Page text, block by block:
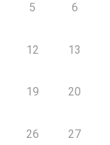
5 6
12 13
19 20
26 27